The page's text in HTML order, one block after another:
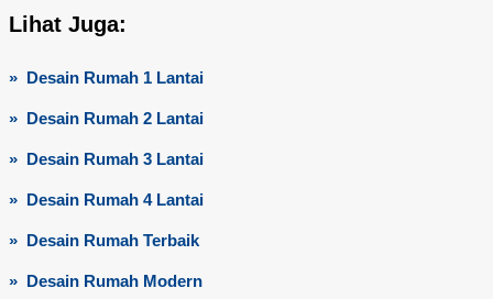
Lihat Juga:
» Desain Rumah 1 Lantai
» Desain Rumah 2 Lantai
» Desain Rumah 3 Lantai
» Desain Rumah 4 Lantai
» Desain Rumah Terbaik
» Desain Rumah Modern